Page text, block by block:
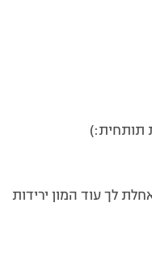
תותחית:)
לך עוד המון ירידות